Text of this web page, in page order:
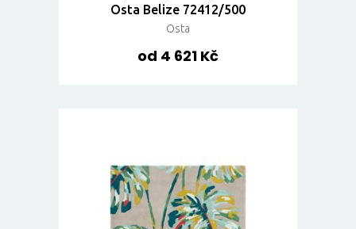
Osta Belize 72412/500
Osta
od 4 621 Kč